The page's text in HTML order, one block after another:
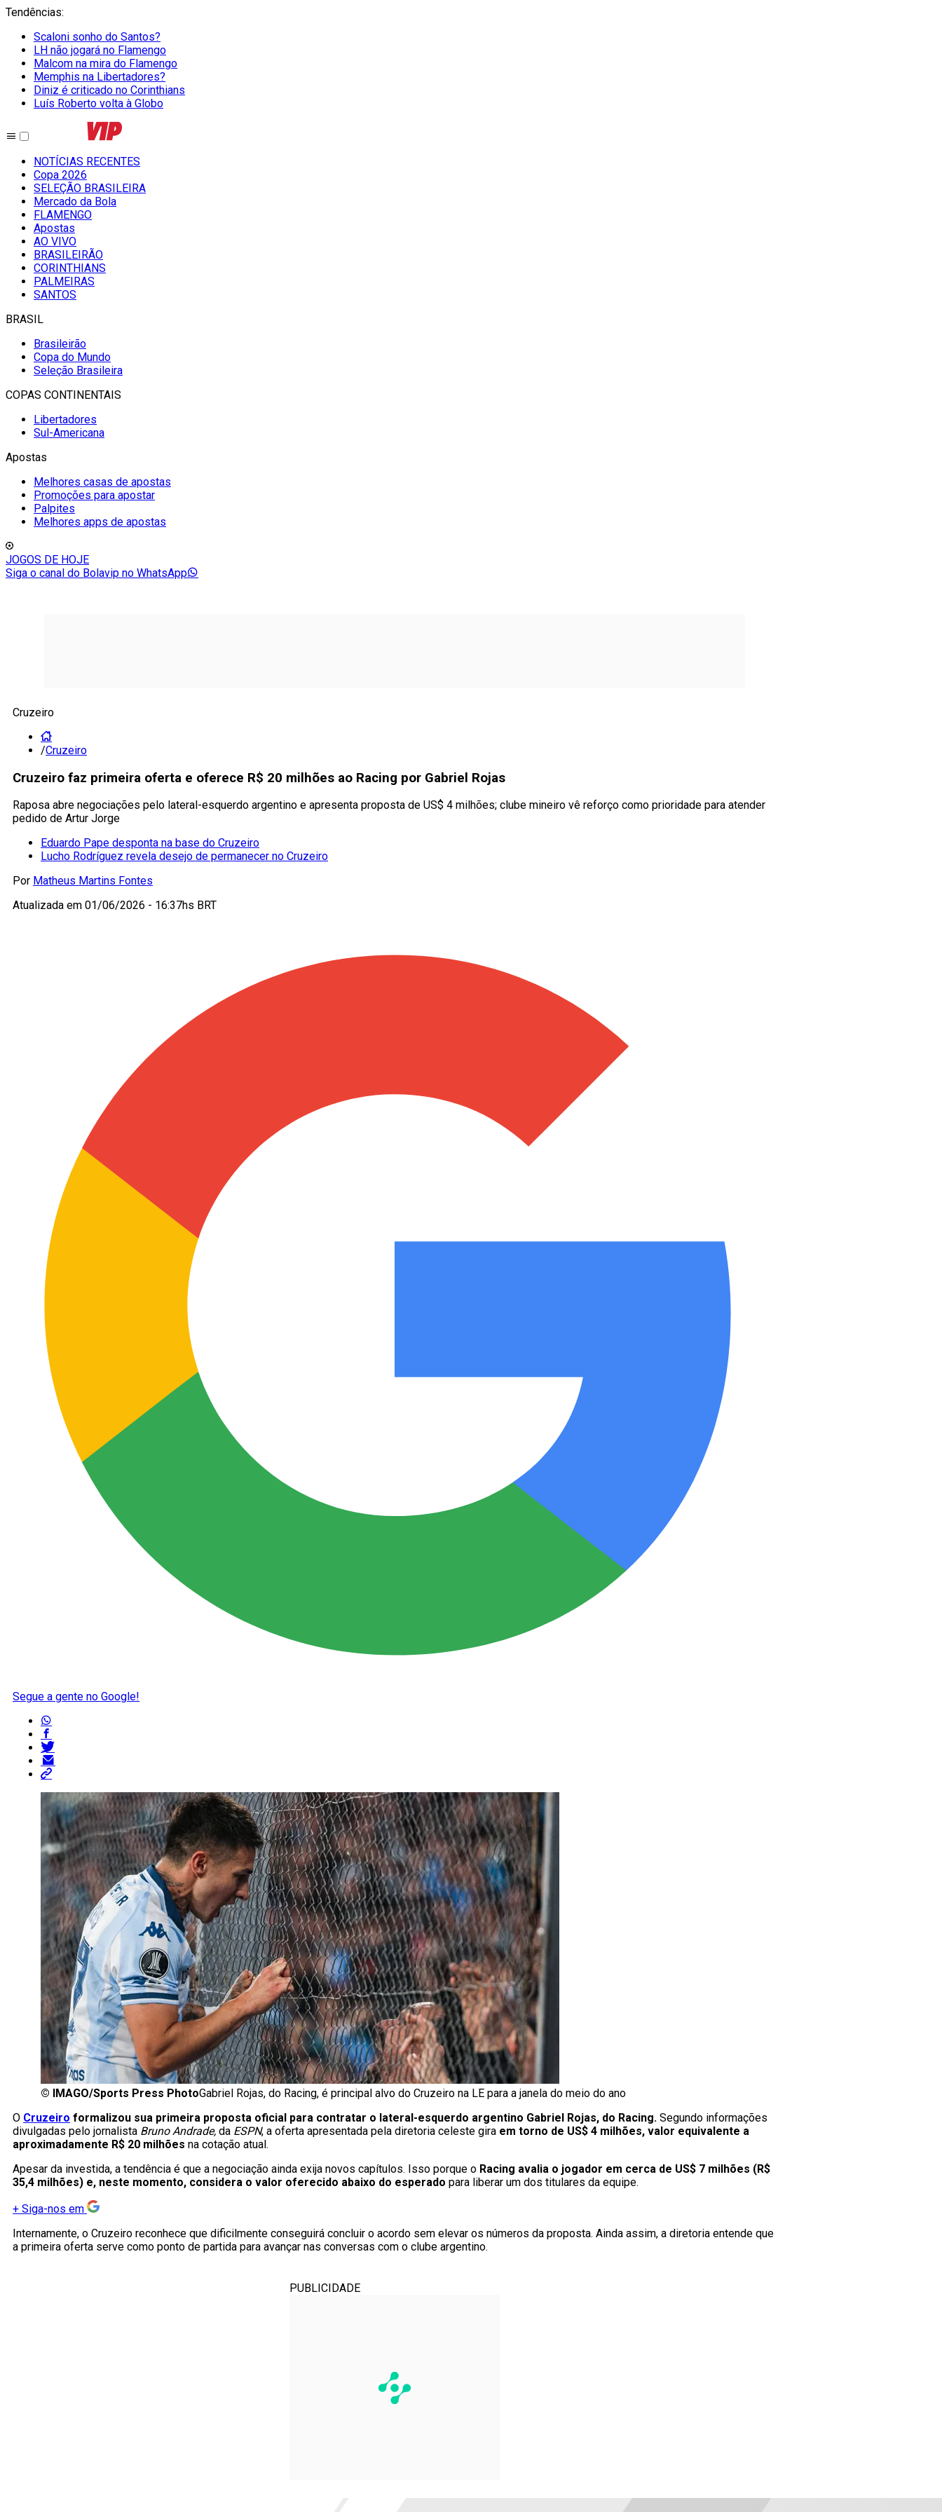
Tendências:
Scaloni sonho do Santos?
LH não jogará no Flamengo
Malcom na mira do Flamengo
Memphis na Libertadores?
Diniz é criticado no Corinthians
Luís Roberto volta à Globo
NOTÍCIAS RECENTES
Copa 2026
SELEÇÃO BRASILEIRA
Mercado da Bola
FLAMENGO
Apostas
AO VIVO
BRASILEIRÃO
CORINTHIANS
PALMEIRAS
SANTOS
BRASIL
Brasileirão
Copa do Mundo
Seleção Brasileira
COPAS CONTINENTAIS
Libertadores
Sul-Americana
Apostas
Melhores casas de apostas
Promoções para apostar
Palpites
Melhores apps de apostas
JOGOS DE HOJE
Siga o canal do Bolavip no WhatsApp
Cruzeiro
/Cruzeiro
Cruzeiro faz primeira oferta e oferece R$ 20 milhões ao Racing por Gabriel Rojas
Raposa abre negociações pelo lateral-esquerdo argentino e apresenta proposta de US$ 4 milhões; clube mineiro vê reforço como prioridade para atender
pedido de Artur Jorge
Eduardo Pape desponta na base do Cruzeiro
Lucho Rodríguez revela desejo de permanecer no Cruzeiro
Por Matheus Martins Fontes
Atualizada em 01/06/2026 - 16:37hs BRT
Segue a gente no Google!
© IMAGO/Sports Press PhotoGabriel Rojas, do Racing, é principal alvo do Cruzeiro na LE para a janela do meio do ano
O Cruzeiro formalizou sua primeira proposta oficial para contratar o lateral-esquerdo argentino Gabriel Rojas, do Racing. Segundo informações
divulgadas pelo jornalista Bruno Andrade, da ESPN, a oferta apresentada pela diretoria celeste gira em torno de US$ 4 milhões, valor equivalente a
aproximadamente R$ 20 milhões na cotação atual.
Apesar da investida, a tendência é que a negociação ainda exija novos capítulos. Isso porque o Racing avalia o jogador em cerca de US$ 7 milhões (R$
35,4 milhões) e, neste momento, considera o valor oferecido abaixo do esperado para liberar um dos titulares da equipe.
+ Siga-nos em
Internamente, o Cruzeiro reconhece que dificilmente conseguirá concluir o acordo sem elevar os números da proposta. Ainda assim, a diretoria entende que
a primeira oferta serve como ponto de partida para avançar nas conversas com o clube argentino.
PUBLICIDADE